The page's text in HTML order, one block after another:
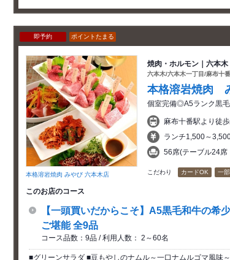
即予約 ポイントたまる
本格溶岩焼肉 みやび 六本木店
焼肉・ホルモン｜六本木
六本木/六本木一丁目/麻布十
本格溶岩焼肉
個室完備◎A5ランク黒
麻布十番駅より徒
ランチ1,500～
56席(テーブル24席
こだわり カードOK 一
このお店のコース
【一頭買いだからこそ】A5黒毛和牛の希
ご堪能 全9品
コース品数：9品 / 利用人数： 2～60名
■グリーンサラダ ■豆もやしのナムル～一口ナムルゴマ風味